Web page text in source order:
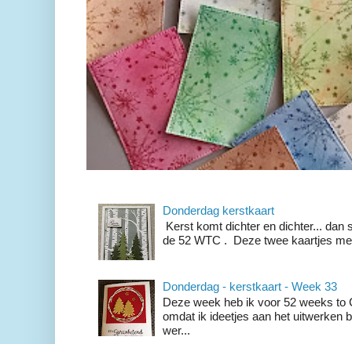
Donderdag kerstkaart
Kerst komt dichter en dichter... dan
de 52 WTC . Deze twee kaartjes
Donderdag - kerstkaart - Week 33
Deze week heb ik voor 52 weeks
omdat ik ideetjes aan het uitwerken
wer...